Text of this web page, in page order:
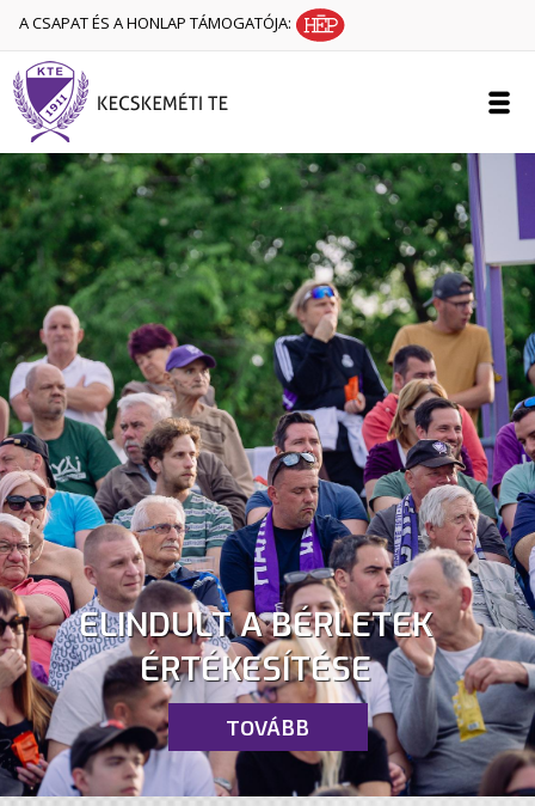
A CSAPAT ÉS A HONLAP TÁMOGATÓJA:
ELINDULT A BÉRLETEK
ÉRTÉKESÍTÉSE
TOVÁBB